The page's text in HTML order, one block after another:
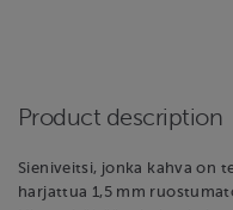
Product description
Sieniveitsi, jonka kahva on
harjattua 1,5 mm